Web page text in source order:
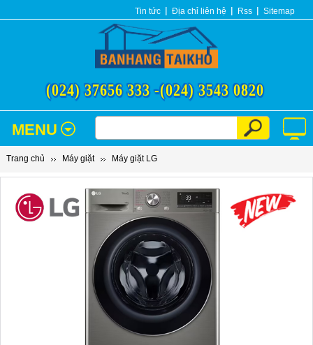
Tin tức Địa chỉ liên hệ Rss Sitemap
(024) 37656 333 -(024) 3543 0820
MENU
Trang chủ Máy giặt Máy giặt LG